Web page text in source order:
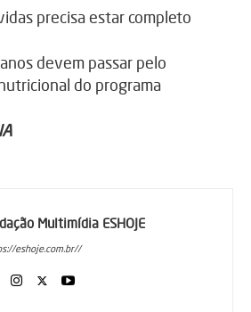
precisa estar completo
devem passar pelo
do programa
Multimídia ESHOJE
eshoje.com.br//